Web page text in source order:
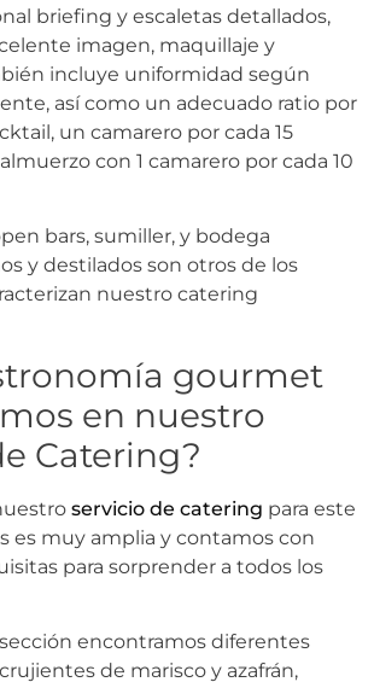
briefing y escaletas detallados,
imagen, maquillaje y
incluye uniformidad según
así como un adecuado ratio por
un camarero por cada 15
con 1 camarero por cada 10
bars, sumiller, y bodega
y destilados son otros de los
nuestro catering
gourmet
en nuestro
Catering?
servicio de catering para este
es muy amplia y contamos con
para sorprender a todos los
encontramos diferentes
de marisco y azafrán,